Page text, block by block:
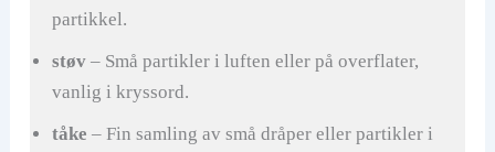
partikkel.
støv– Små partikler i luften eller på overflater,
vanlig i kryssord.
tåke – Fin samling av små dråper eller partikler i